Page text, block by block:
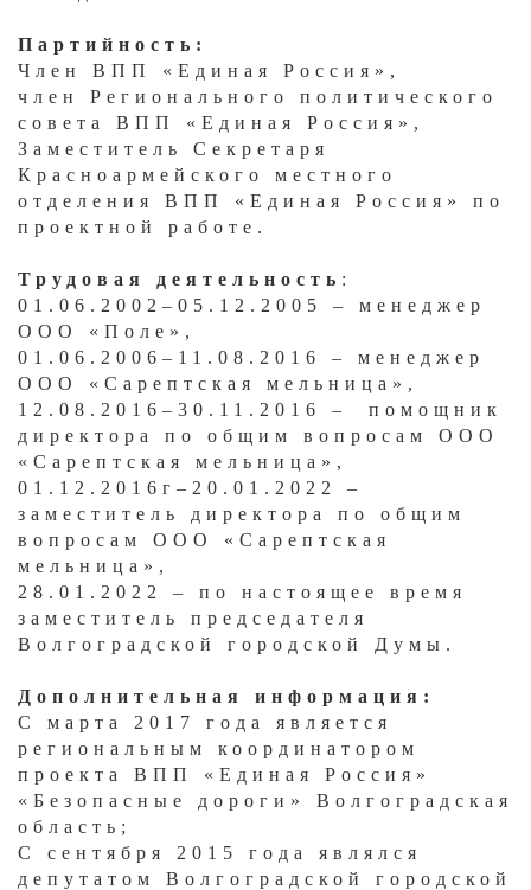
Партийность:
Член ВПП «Единая Россия»,
член Регионального политического
совета ВПП «Единая Россия»,
Заместитель Секретаря
Красноармейского местного
отделения ВПП «Единая Россия» по
проектной работе.
Трудовая деятельность :
01.06.2002–05.12.2005 – менеджер
ООО «Поле»,
01.06.2006–11.08.2016 – менеджер
ООО «Сарептская мельница»,
12.08.2016–30.11.2016 – помощник
директора по общим вопросам ООО
«Сарептская мельница»,
01.12.2016г–20.01.2022 –
заместитель директора по общим
вопросам ООО «Сарептская
мельница»,
28.01.2022 – по настоящее время
заместитель председателя
Волгоградской городской Думы.
Дополнительная информация:
С марта 2017 года является
региональным координатором
проекта ВПП «Единая Россия»
«Безопасные дороги» Волгоградская
область;
С сентября 2015 года являлся
депутатом Волгоградской городской